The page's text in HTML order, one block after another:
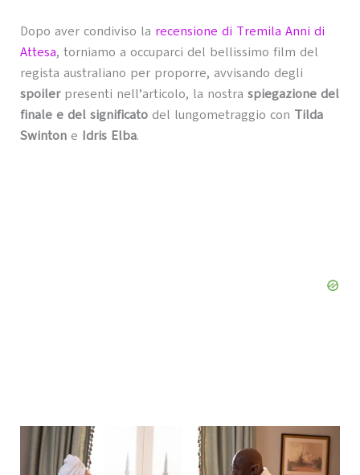
Dopo aver condiviso la recensione di Tremila Anni di
Attesa, torniamo a occuparci del bellissimo film del
regista australiano per proporre, avvisando degli
spoilerpresenti nell’articolo, la nostra spiegazione del
finale e del significatodel lungometraggio con Tilda
Swintone Idris Elba.